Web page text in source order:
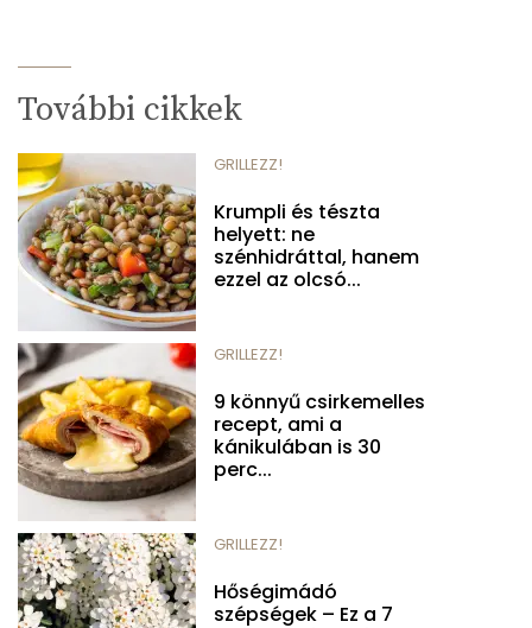
További cikkek
GRILLEZZ!
Krumpli és tészta
helyett: ne
szénhidráttal, hanem
ezzel az olcsó...
GRILLEZZ!
9 könnyű csirkemelles
recept, ami a
kánikulában is 30
perc...
GRILLEZZ!
Hőségimádó
szépségek – Ez a 7